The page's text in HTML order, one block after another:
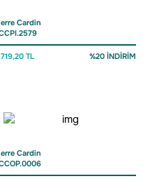
Cardin
TL %20 İNDİRİM
Cardin